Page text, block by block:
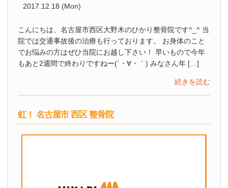
2017.12.18 (Mon)
こんにちは、名古屋市西区大野木のひかり整骨院です^_^ 当
院では交通事故後の治療も行っております。 お身体のこと
でお悩みの方はぜひ当院にお越し下さい！ 早いもので今年
もあと2週間で終わりですねー(´・∀・｀) みなさん年 […]
続きを読む
虹！ 名古屋市 西区 整骨院